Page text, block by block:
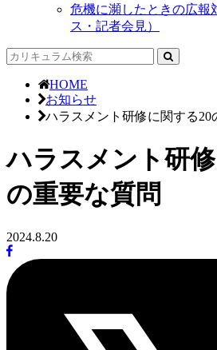
危機に瀕したときの広報
ス・記者会見）
HOME
お知らせ
ハラスメント研修に関する20
ハラスメント研
の重要な質問
2024.8.20